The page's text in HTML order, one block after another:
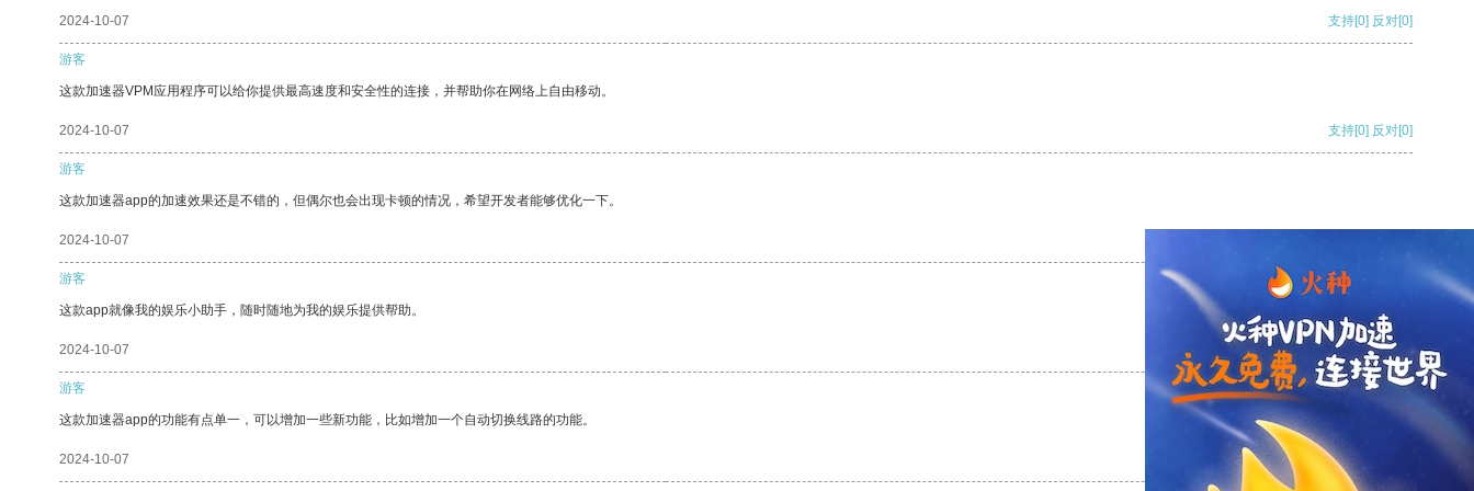
2024-10-07 支持[0] 反对[0]
游客
这款加速器VPM应用程序可以给你提供最高速度和安全性的连接，并帮助你在网络上自由移动。
2024-10-07 支持[0] 反对[0]
游客
这款加速器app的加速效果还是不错的，但偶尔也会出现卡顿的情况，希望开发者能够优化一下。
2024-10-07
游客
这款app就像我的娱乐小助手，随时随地为我的娱乐提供帮助。
2024-10-07 支持 [0] 反对 [0]
游客
这款加速器app的功能有点单一，可以增加一些新功能，比如增加一个自动切换线路的功能。
2024-10-07 支持